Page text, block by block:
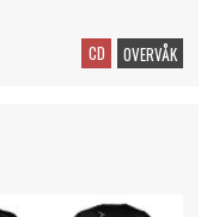
CD OVERVÅK